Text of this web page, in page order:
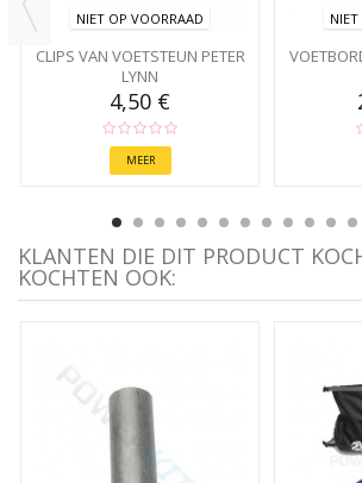
NIET OP VOORRAAD
CLIPS VAN VOETSTEUN PETER
LYNN
4,50 €
MEER
KLANTEN DIE DIT PRODUCT
KOCHTEN OOK: